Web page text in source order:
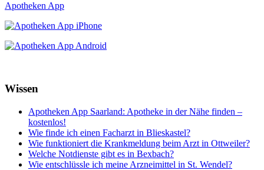
Apotheken App
Wissen
Apotheken App Saarland: Apotheke in der Nähe finden –
kostenlos!
Wie finde ich einen Facharzt in Blieskastel?
Wie funktioniert die Krankmeldung beim Arzt in Ottweiler?
Welche Notdienste gibt es in Bexbach?
Wie entschlüssle ich meine Arzneimittel in St. Wendel?